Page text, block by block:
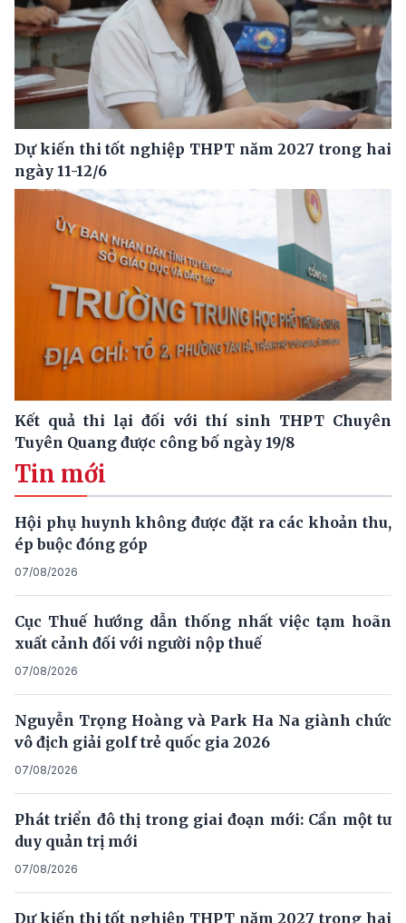
Dự kiến thi tốt nghiệp THPT năm 2027 trong hai
ngày 11-12/6
Kết quả thi lại đối với thí sinh THPT Chuyên
Tuyên Quang được công bố ngày 19/8
Tin mới
Hội phụ huynh không được đặt ra các khoản thu,
ép buộc đóng góp
07/08/2026
Cục Thuế hướng dẫn thống nhất việc tạm hoãn
xuất cảnh đối với người nộp thuế
07/08/2026
Nguyễn Trọng Hoàng và Park Ha Na giành chức
vô địch giải golf trẻ quốc gia 2026
07/08/2026
Phát triển đô thị trong giai đoạn mới: Cần một tư
duy quản trị mới
07/08/2026
Dự kiến thi tốt nghiệp THPT năm 2027 trong hai